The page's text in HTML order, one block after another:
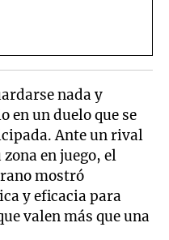
nada y
en un duelo que se
Ante un rival
en juego, el
mostró
y eficacia para
valen más que una